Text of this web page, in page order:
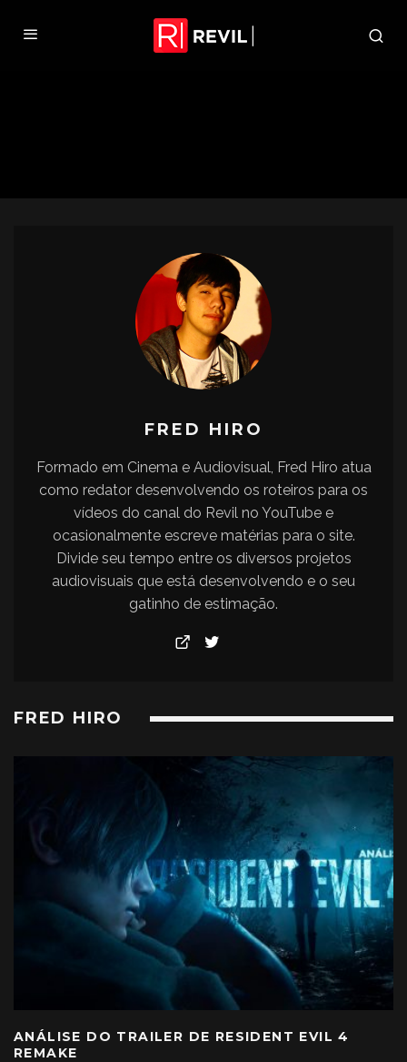
FRED HIRO
Formado em Cinema e Audiovisual, Fred Hiro atua
como redator desenvolvendo os roteiros para os
vídeos do canal do Revil no YouTube e
ocasionalmente escreve matérias para o site.
Divide seu tempo entre os diversos projetos
audiovisuais que está desenvolvendo e o seu
gatinho de estimação.
FRED HIRO
ANÁLISE DO TRAILER DE RESIDENT EVIL 4
REMAKE